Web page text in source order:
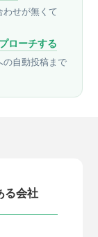
せが無くて
ローチする
の自動投稿まで
る会社